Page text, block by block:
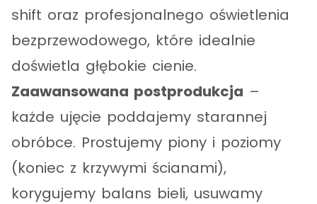
shift oraz profesjonalnego oświetlenia
bezprzewodowego, które idealnie
doświetla głębokie cienie.
Zaawansowana postprodukcja –
każde ujęcie poddajemy starannej
obróbce. Prostujemy piony i poziomy
(koniec z krzywymi ścianami),
korygujemy balans bieli, usuwamy